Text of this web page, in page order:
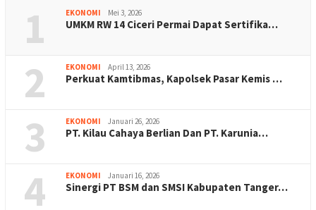
1 EKONOMI Mei 3, 2026
UMKM RW 14 Ciceri Permai Dapat Sertifika…
2 EKONOMI April 13, 2026
Perkuat Kamtibmas, Kapolsek Pasar Kemis …
3 EKONOMI Januari 26, 2026
PT. Kilau Cahaya Berlian Dan PT. Karunia…
4 EKONOMI Januari 16, 2026
Sinergi PT BSM dan SMSI Kabupaten Tanger…